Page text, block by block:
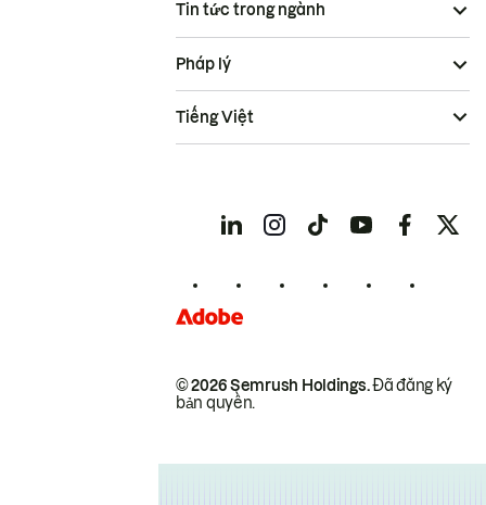
Tin tức trong ngành
© 2026 Semrush Holdings.Đã đăng ký
bản quyền.
Pháp lý
Tiếng Việt